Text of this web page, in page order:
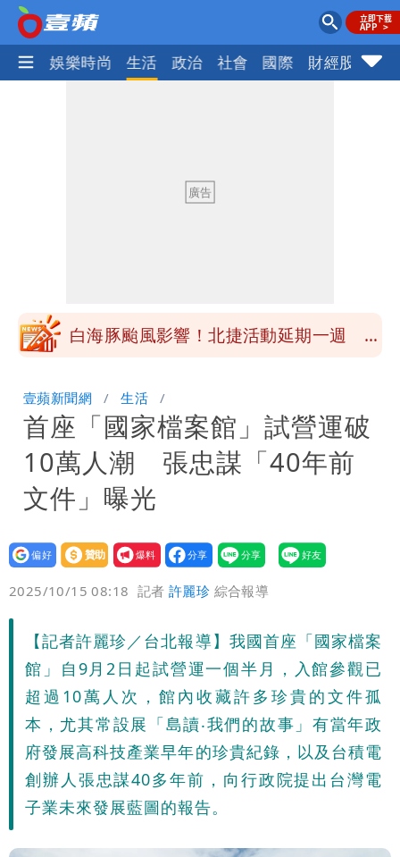
熱門 娛樂時尚 生活 政治 社會 國際 財經股市
180噸 買1送1開搶
徐佳青遭疑「5年爽花2300萬公帑」 本
修圖真實狀態曝光
白海豚颱風影響！北捷活動延期一週 貓
存在 再度被嗆：李白、杜甫用鮮卑文寫
詩？
白海豚颱風應變！超市、量販防颱備貨
180噸 買1送1開搶
徐佳青遭疑「5年爽花2300萬公帑」 本
人回應了
壹蘋新聞網 生活
首座「國家檔案館」試營運破
10萬人潮 張忠謀「40年前
文件」曝光
設為
贊助
我要
爆料
2025/10/15 08:18 記者許麗珍 綜合報導
【記者許麗珍／台北報導】我國首座「國家檔案
館」自9月2日起試營運一個半月，入館參觀已
超過10萬人次，館內收藏許多珍貴的文件孤
本，尤其常設展「島讀‧我們的故事」有當年政
府發展高科技產業早年的珍貴紀錄，以及台積電
創辦人張忠謀40多年前，向行政院提出台灣電
子業未來發展藍圖的報告。